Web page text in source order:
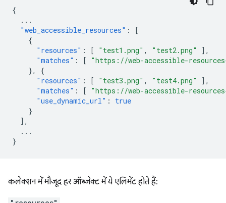
{
...
"web_accessible_resources" :
[
{
"resources" : [ "test1.png" , "test2.png"
],
"matches" : [
"https://web-accessible-
},
{
"resources" : [ "test3.png" , "test4.png"
],
"matches" : [
"https://web-accessible-
"use_dynamic_url" :
true
}
],
...
}
कलेक्शन में मौजूद हर ऑब्जेक्ट में ये एलिमेंट होते हैं: